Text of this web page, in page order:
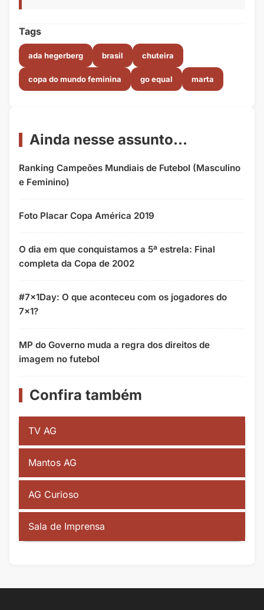
Tags
ada hegerberg brasil chuteira
copa do mundo feminina go equal marta
Ainda nesse assunto...
Ranking Campeões Mundiais de Futebol (Masculino
e Feminino)
Foto Placar Copa América 2019
O dia em que conquistamos a 5ª estrela: Final
completa da Copa de 2002
#7x1Day: O que aconteceu com os jogadores do
7x1?
MP do Governo muda a regra dos direitos de
imagem no futebol
Confira também
TV AG
Mantos AG
AG Curioso
Sala de Imprensa